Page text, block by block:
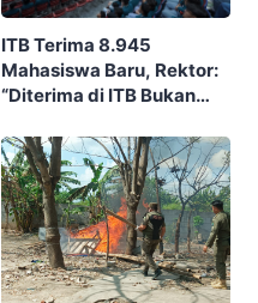
ITB Terima 8.945
Mahasiswa Baru, Rektor:
“Diterima di ITB Bukan